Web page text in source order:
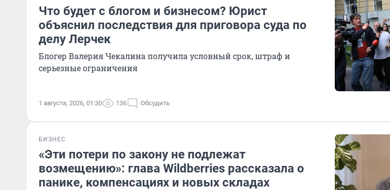
Что будет с блогом и бизнесом? Юрист
объяснил последствия для приговора суда по
делу Лерчек
Блогер Валерия Чекалина получила условный срок, штраф и
серьезные ограничения
1 августа, 2026, 01:30 136 Обсудить
БИЗНЕС
«Эти потери по закону не подлежат
возмещению»: глава Wildberries рассказала о
панике, компенсациях и новых складах